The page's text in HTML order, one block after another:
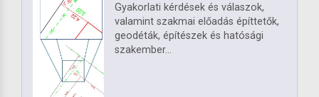
Gyakorlati kérdések és válaszok,
valamint szakmai előadás építtetők,
geodéták, építészek és hatósági
szakember...